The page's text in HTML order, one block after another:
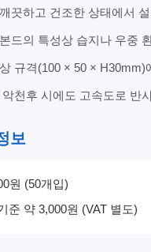
끗하고 건조한 상태에서
드의 특성상 습지나 우중
규격(100 × 50 ×
천후 시에도 고속도로 반
보
원 (50개입)
준 약 3,000원 (VAT 별도)